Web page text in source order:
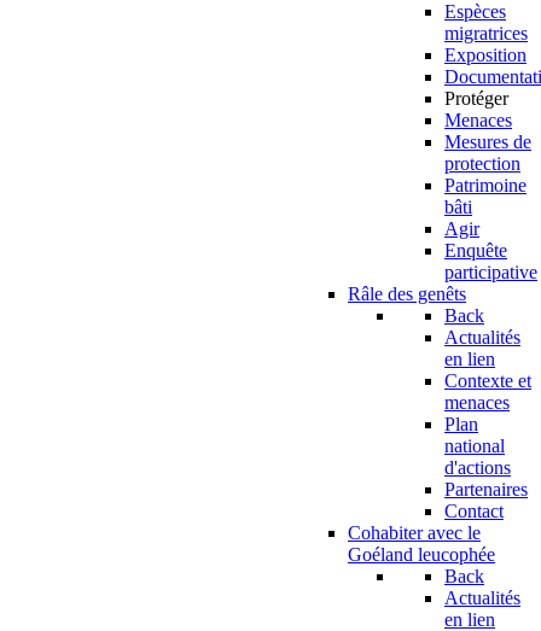
Espèces
migratrices
Exposition
Protéger
Menaces
Mesures de
protection
Patrimoine
bâti
Agir
Enquête
participative
Râle des genêts
Back
Actualités
en lien
Contexte et
menaces
Plan
national
d'actions
Partenaires
Contact
Cohabiter avec le
Goéland leucophée
Back
Actualités
en lien